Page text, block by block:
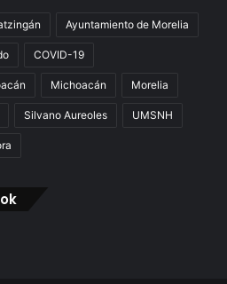
Ayuntamiento de Morelia
COVID-19
Michoacán Morelia
Silvano Aureoles UMSNH